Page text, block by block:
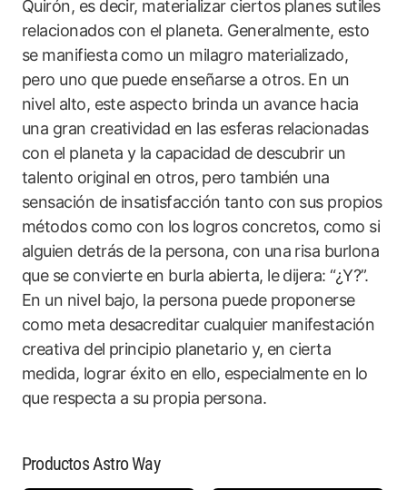
Quirón, es decir, materializar ciertos planes sutiles
relacionados con el planeta. Generalmente, esto
se manifiesta como un milagro materializado,
pero uno que puede enseñarse a otros. En un
nivel alto, este aspecto brinda un avance hacia
una gran creatividad en las esferas relacionadas
con el planeta y la capacidad de descubrir un
talento original en otros, pero también una
sensación de insatisfacción tanto con sus propios
métodos como con los logros concretos, como si
alguien detrás de la persona, con una risa burlona
que se convierte en burla abierta, le dijera: “¿Y?”.
En un nivel bajo, la persona puede proponerse
como meta desacreditar cualquier manifestación
creativa del principio planetario y, en cierta
medida, lograr éxito en ello, especialmente en lo
que respecta a su propia persona.
Productos Astro Way